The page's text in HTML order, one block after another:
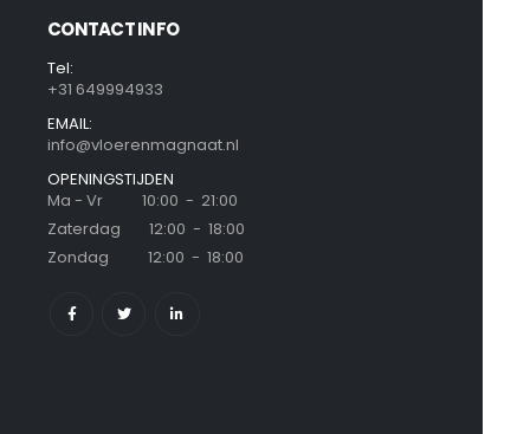
CONTACT INFO
Tel:
+31 649994933
EMAIL:
info@vloerenmagnaat.nl
OPENINGSTIJDEN
Ma - Vr 10:00 - 21:00
Zaterdag 12:00 - 18:00
Zondag 12:00 - 18:00